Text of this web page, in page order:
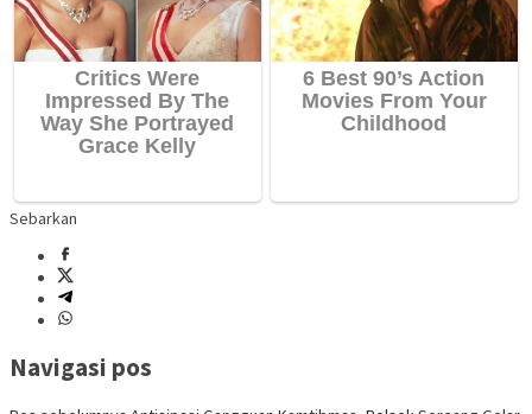
Sebarkan
Navigasi pos